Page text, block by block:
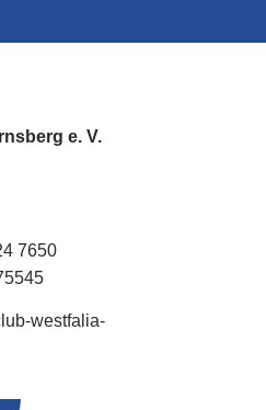
e. V.
7650
westfalia-